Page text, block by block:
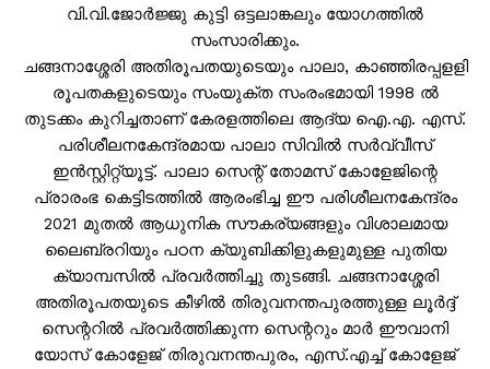
വി.വി.ജോർജ്ജു കുട്ടി ഒട്ടലാങ്കലും യോഗത്തിൽ
സംസാരിക്കും.
ചങ്ങനാശ്ശേരി അതിരൂപതയുടെയും പാലാ, കാഞ്ഞിരപ്പളളി
രൂപതകളുടെയും സംയുക്ത സംരംഭമായി 1998 ൽ
തുടക്കം കുറിച്ചതാണ് കേരളത്തിലെ ആദ്യ ഐ.എ. എസ്.
പരിശീലനകേന്ദ്രമായ പാലാ സിവിൽ സർവ്വീസ്
ഇൻസ്റ്റിറ്റ്യൂട്ട്. പാലാ സെന്റ് തോമസ് കോളേജിന്റെ
പ്രാരംഭ കെട്ടിടത്തിൽ ആരംഭിച്ച ഈ പരിശീലനകേന്ദ്രം
2021 മുതൽ ആധുനിക സൗകര്യങ്ങളും വിശാലമായ
ലൈബ്രറിയും പഠന ക്യുബിക്കിളുകളുമുള്ള പുതിയ
ക്യാമ്പസിൽ പ്രവർത്തിച്ചു തുടങ്ങി. ചങ്ങനാശ്ശേരി
അതിരൂപതയുടെ കീഴിൽ തിരുവനന്തപുരത്തുള്ള ലൂർദ്ദ്
സെന്ററിൽ പ്രവർത്തിക്കുന്ന സെന്ററും മാർ ഈവാനി
യോസ് കോളേജ് തിരുവനന്തപുരം, എസ്.എച്ച് കോളേജ്